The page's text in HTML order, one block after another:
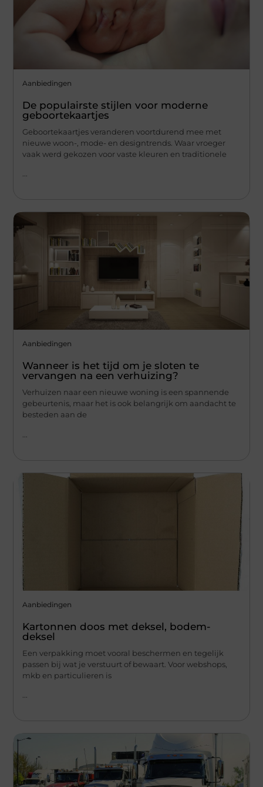
Aanbiedingen
De populairste stijlen voor moderne
geboortekaartjes
Geboortekaartjes veranderen voortdurend mee met
nieuwe woon-, mode- en designtrends. Waar vroeger
vaak werd gekozen voor vaste kleuren en traditionele
Aanbiedingen
Wanneer is het tijd om je sloten te
vervangen na een verhuizing?
Verhuizen naar een nieuwe woning is een spannende
gebeurtenis, maar het is ook belangrijk om aandacht te
besteden aan de
Aanbiedingen
Kartonnen doos met deksel, bodem-
deksel
Een verpakking moet vooral beschermen en tegelijk
passen bij wat je verstuurt of bewaart. Voor webshops,
mkb en particulieren is